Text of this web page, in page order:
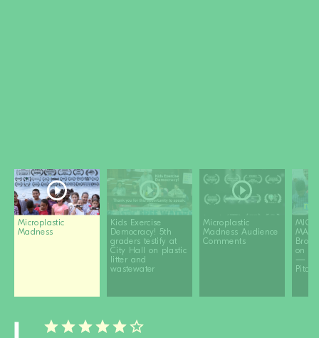
Microplastic
Madness
Kids Exercise
Democracy! 5th
graders testify at
City Hall on plastic
litter and
wastewater
Microplastic
Madness Audience
Comments
on
—
Pitch
Login